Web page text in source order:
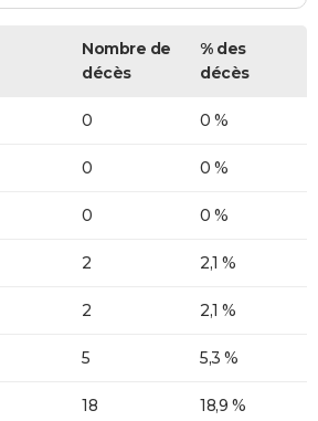
Nombre de
décès
% des
décès
0 0 %
0 0 %
0 0 %
2 2,1 %
2 2,1 %
5 5,3 %
18 18,9 %